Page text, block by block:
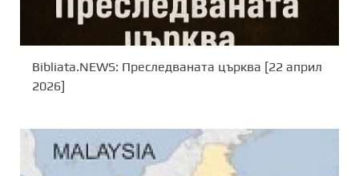
Bibliata.NEWS: Преследваната църква [22 април
2026]